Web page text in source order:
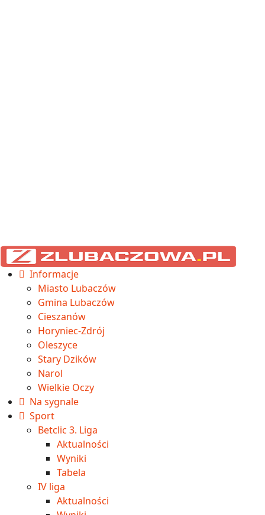
Informacje
Miasto Lubaczów
Gmina Lubaczów
Cieszanów
Horyniec-Zdrój
Oleszyce
Stary Dzików
Narol
Wielkie Oczy
Na sygnale
Sport
Betclic 3. Liga
Aktualności
Wyniki
Tabela
IV liga
Aktualności